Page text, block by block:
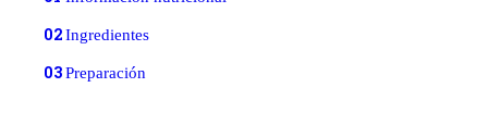
02Ingredientes
03Preparación